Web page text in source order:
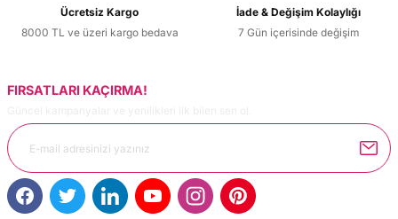
Ücretsiz Kargo
8000 TL ve üzeri kargo bedava
İade & Değişim Kolaylığı
7 Gün içerisinde değişim
FIRSATLARI KAÇIRMA!